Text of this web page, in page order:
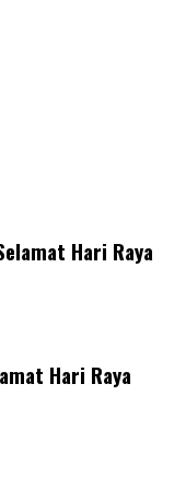
Hari Raya
Hari Raya